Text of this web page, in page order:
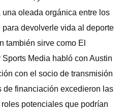
una oleada orgánica entre los
devolverle vida al deporte
también sirve como El
Media habló con Austin
con el socio de transmisión
de financiación excedieron las
potenciales que podrían